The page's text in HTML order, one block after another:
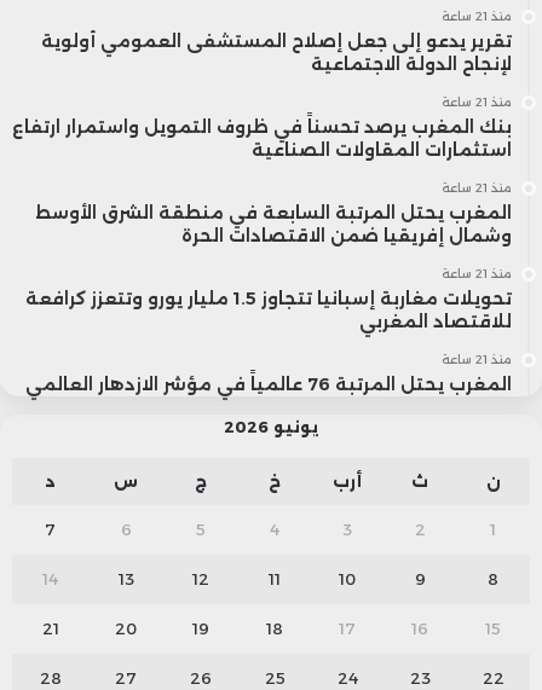
منذ 21 ساعة
تقرير يدعو إلى جعل إصلاح المستشفى العمومي أولوية
لإنجاح الدولة الاجتماعية
منذ 21 ساعة
بنك المغرب يرصد تحسناً في ظروف التمويل واستمرار ارتفاع
استثمارات المقاولات الصناعية
منذ 21 ساعة
المغرب يحتل المرتبة السابعة في منطقة الشرق الأوسط
وشمال إفريقيا ضمن الاقتصادات الحرة
منذ 21 ساعة
تحويلات مغاربة إسبانيا تتجاوز 1.5 مليار يورو وتتعزز كرافعة
للاقتصاد المغربي
منذ 21 ساعة
المغرب يحتل المرتبة 76 عالمياً في مؤشر الازدهار العالمي
يونيو 2026
ن ث أرب خ ج س د
1
2
3
4
5
6
7
8
9
10
11
12
13
14
15
16
17
18
19
20
21
22
23
24
25
26
27
28